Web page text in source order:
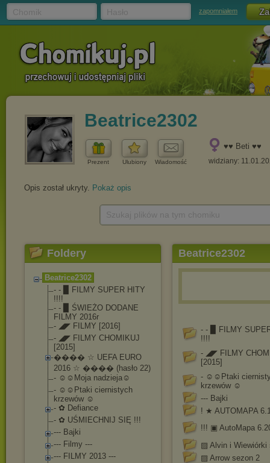
zapomniałem
Beatrice2302
Prezent Ulubiony Wiadomość
♥♥ Beti ♥♥
widziany:
Opis został ukryty. Pokaż opis
Foldery
Beatrice2302
- - ▉ FILMY SUPER HITY
!!!!
- - ▉ ŚWIEŻO DODANE
FILMY 2016r
- ◢◤ FILMY [2016]
- ◢◤ FILMY CHOMIKUJ
[2015]
���� ☆ UEFA EURO
2016 ☆ ���� (hasło 22)
- ☺☺Moja nadzieja☺
- ☺☺Ptaki ciernistych
krzewów ☺
- ✿ Defiance
- ✿ UŚMIECHNIJ SIĘ !!!
--- Bajki
--- Filmy ---
--- FILMY 2013 ---
Beatrice2302
- - ▉ FILMY
!!!!
- ◢◤ FILMY
[2015]
- ☺☺Ptaki
krzewów ☺
--- Bajki
! ★ AUTOMAPA
!!! ▣ AutoMapa
▨ Alvin i Wiewiórki
▨ Arrow sezon 2